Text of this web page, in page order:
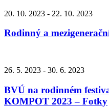
20. 10. 2023 - 22. 10. 2023
Rodinný a
26. 5. 2023 - 30. 6. 2023
BVÚ na rodinném
KOMPOT 2023 – Fotky